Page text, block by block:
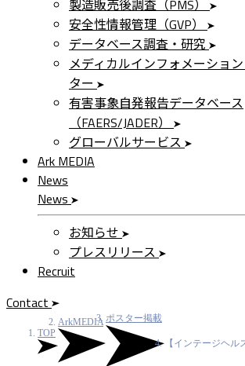
製造販売後調査（PMS）
安全性情報管理（GVP）
データベース調査・研究
メディカルインフォメーショ
ター
有害事象自発報告データベース
（FAERS/JADER）
グローバルサービス
Ark MEDIA
News
News
お知らせ
プレスリリース
Recruit
Contact
TOP
ArkMEDIA ポスター掲載
【インテージヘ